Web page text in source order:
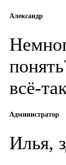
Александр
всё-
Администратор
Илья,